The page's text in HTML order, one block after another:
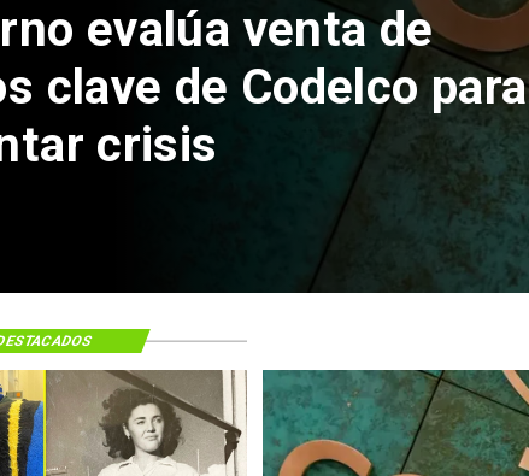
Lucy López Cruz,
medallista chilena en
Panamericanos